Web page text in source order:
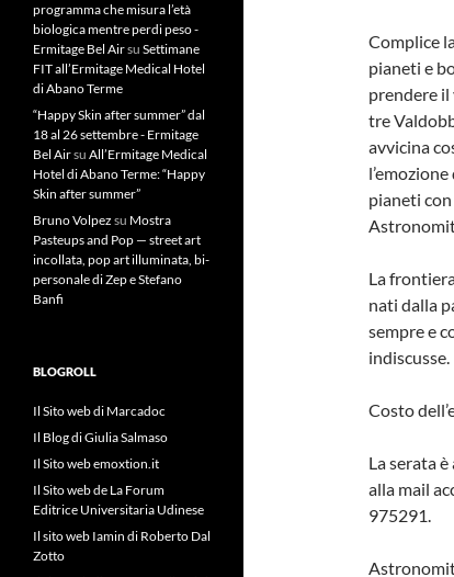
Complice
pianeti e
prendere il
tre
avvicina
pianeti
La
nati dalla
sempre e
indiscusse.
Costo
La serata
alla mail
975291.
programma che misura l’età
biologica mentre perdi peso -
Ermitage Bel Airsu Settimane
FIT all’Ermitage Medical Hotel
di Abano Terme
“Happy Skin after summer” dal
18 al 26 settembre - Ermitage
Bel Airsu All’Ermitage Medical
Hotel di Abano Terme: “Happy
Skin after summer”
Bruno Volpez su Mostra
Pasteups and Pop — street art
incollata, pop art illuminata, bi-
personale di Zep e Stefano
Banfi
BLOGROLL
Il Sito web di Marcadoc
Il Blog di Giulia Salmaso
Il Sito web emoxtion.it
Il Sito web de La Forum
Editrice Universitaria Udinese
Il sito web Iamin di Roberto Dal
Zotto